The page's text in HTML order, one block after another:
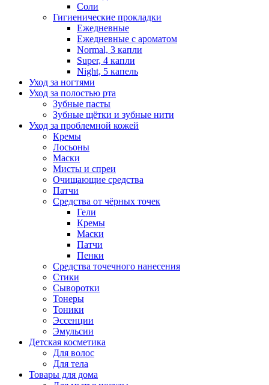
Соли
Гигиенические прокладки
Ежедневные
Ежедневные с ароматом
Normal, 3 капли
Super, 4 капли
Night, 5 капель
Уход за ногтями
Уход за полостью рта
Зубные пасты
Зубные щётки и зубные нити
Уход за проблемной кожей
Кремы
Лосьоны
Маски
Мисты и спреи
Очищающие средства
Патчи
Средства от чёрных точек
Гели
Кремы
Маски
Патчи
Пенки
Средства точечного нанесения
Стики
Сыворотки
Тонеры
Тоники
Эссенции
Эмульсии
Детская косметика
Для волос
Для тела
Товары для дома